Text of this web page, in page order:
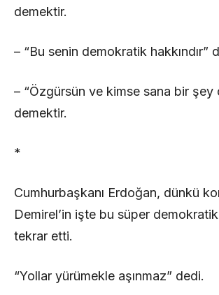
demektir.
– “Bu senin demokratik hakkındır”
– “Özgürsün ve kimse sana bir şey
demektir.
*
Cumhurbaşkanı Erdoğan, dünkü
Demirel’in işte bu süper
tekrar etti.
“Yollar yürümekle aşınmaz” dedi.